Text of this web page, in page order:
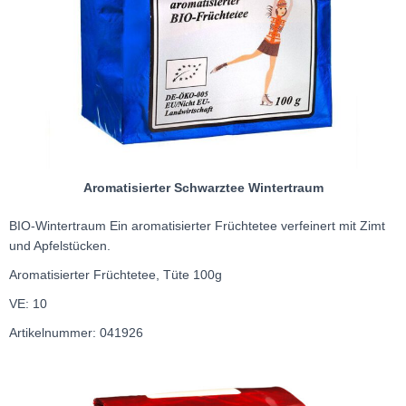
Aromatisierter Schwarztee Wintertraum
BIO-Wintertraum Ein aromatisierter Früchtetee verfeinert mit Zimt
und Apfelstücken.
Aromatisierter Früchtetee, Tüte 100g
VE: 10
Artikelnummer: 041926